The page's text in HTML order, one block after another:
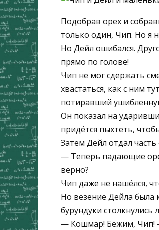
Подобрав орех и
только один, Чип. Но я
Но Дейл ошибался.
прямо по голове!
Чип не мог сдержать
хвастаться, как с ним
потиравший
Он показал на
придётся пыхтеть,
Затем Дейл отдал
— Теперь падающие
верно?
Чип даже не нашёлся,
Но везение Дейла
бурундуки столкнулись
— Кошмар! Бежим, Чип!